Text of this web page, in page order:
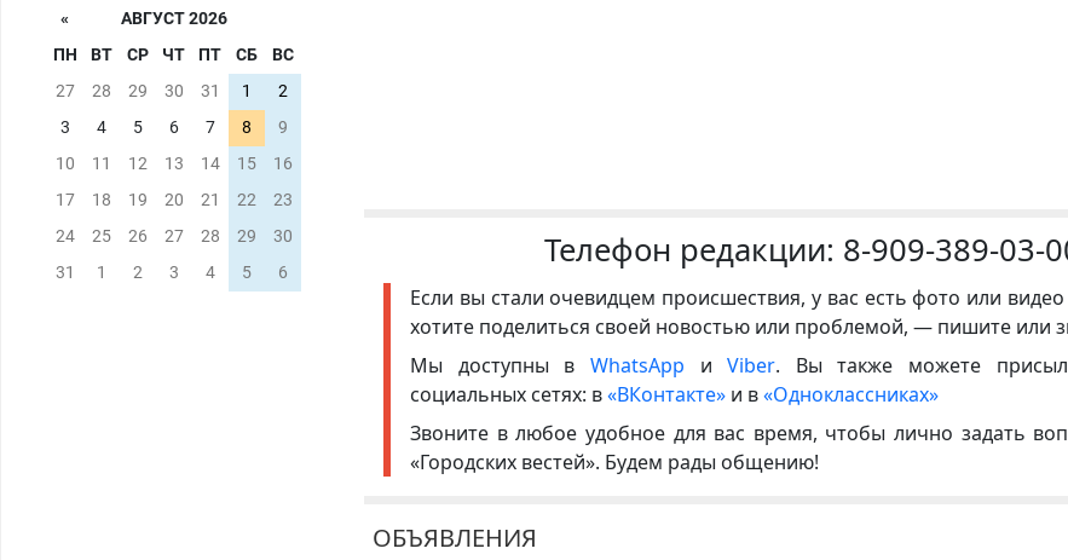
Телефон редакции: 8-909-389-03-
Если вы стали очевидцем происшествия, у вас есть фото или
хотите поделиться своей новостью или проблемой, — пишите или
Мы доступны в WhatsApp иViber. Вы также можете
социальных сетях: в«ВКонтакте» и в«Одноклассниках»
Звоните в любое удобное для вас время, чтобы лично задать
«Городских вестей». Будем рады общению!
ОБЪЯВЛЕНИЯ
«
АВГУСТ 2026
ПН
ВТ СР ЧТ ПТ СБ
ВС
27
28 29 30 31 1
2
3
4 5 6 7 8
9
10
11 12 13 14 15
16
17
18 19 20 21 22
23
24
25 26 27 28 29
30
31
1 2 3 4 5 6